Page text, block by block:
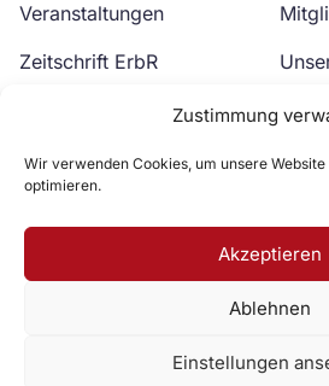
Zustimmung
Wir verwenden Cookies, um unsere
optimieren.
Akzeptieren
Ablehnen
Einstellungen
Veranstaltungen
Zeitschrift ErbR
Zur DAV